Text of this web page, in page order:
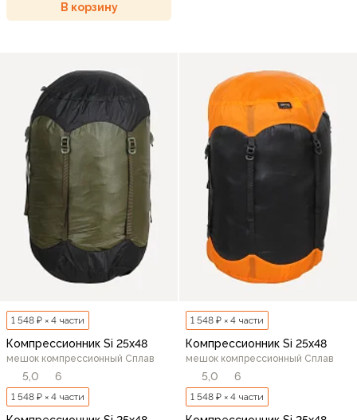
В корзину
1 548 ₽ × 4 части
Компрессионник Si 25х48
мешок компрессионный Сплав
5,0 6
1 548 ₽ × 4 части
1 548 ₽ × 4 части
Компрессионник Si 25х48
мешок компрессионный Сплав
5,0 6
1 548 ₽ × 4 части